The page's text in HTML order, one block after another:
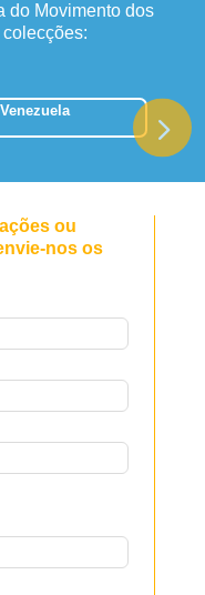
do Movimento dos
ou
nos os